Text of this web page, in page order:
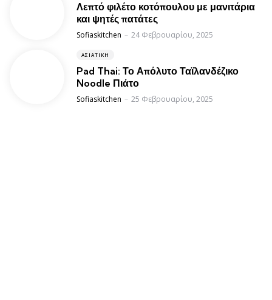
Λεπτό φιλέτο κοτόπουλου με μανιτάρια
και ψητές πατάτες
Posted
Sofiaskitchen 24 Φεβρουαρίου, 2025
ΑΣΙΑΤΙΚΉ
Pad Thai: Το Απόλυτο Ταϊλανδέζικο
Noodle Πιάτο
Posted
Sofiaskitchen 25 Φεβρουαρίου, 2025